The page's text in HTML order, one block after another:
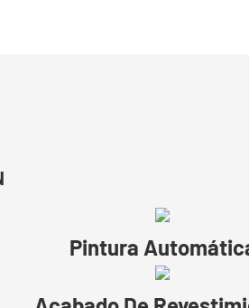
Pintura